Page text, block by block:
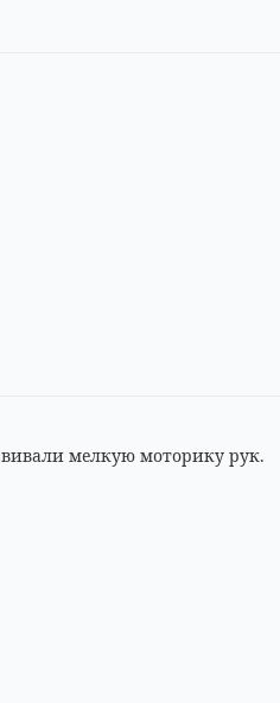
мелкую моторику рук.